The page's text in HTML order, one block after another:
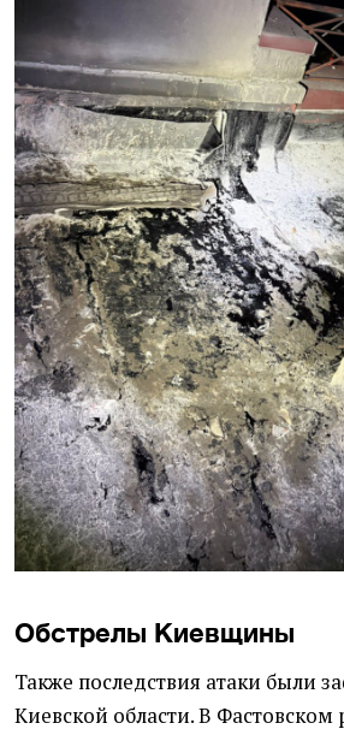
Обстрелы Киевщины
Также последствия атаки были
Киевской области. В